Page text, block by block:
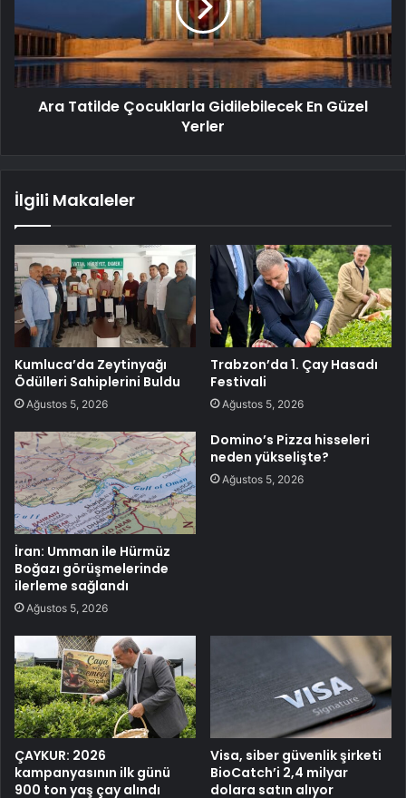
Ara Tatilde Çocuklarla Gidilebilecek En Güzel
Yerler
İlgili Makaleler
Kumluca’da Zeytinyağı
Ödülleri Sahiplerini Buldu
Ağustos 5, 2026
Trabzon’da 1. Çay Hasadı
Festivali
Ağustos 5, 2026
İran: Umman ile Hürmüz
Boğazı görüşmelerinde
ilerleme sağlandı
Ağustos 5, 2026
Domino’s Pizza hisseleri
neden yükselişte?
Ağustos 5, 2026
ÇAYKUR: 2026
kampanyasının ilk günü
900 ton yaş çay alındı
Visa, siber güvenlik şirketi
BioCatch’i 2,4 milyar
dolara satın alıyor